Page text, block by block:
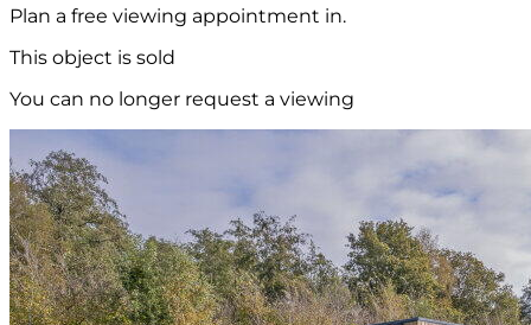
Plan a free viewing appointment in.
This object is sold
You can no longer request a viewing